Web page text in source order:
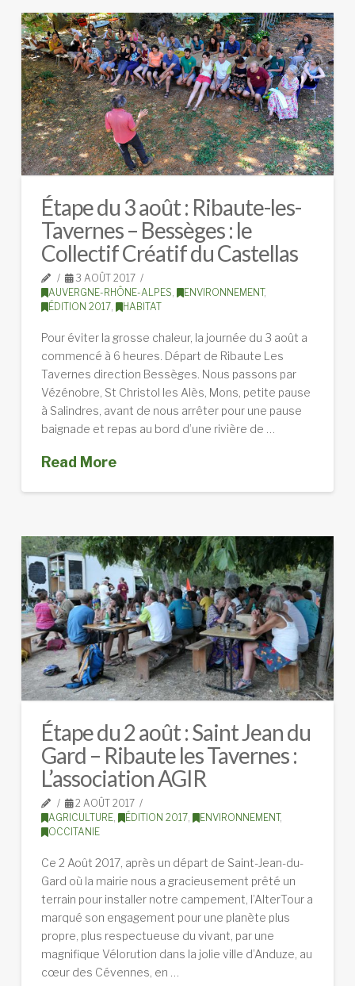
Étape du 3 août : Ribaute-les-
Tavernes – Bessèges : le
Collectif Créatif du Castellas
3 AOÛT 2017
AUVERGNE-RHÔNE-ALPES, ENVIRONNEMENT,
ÉDITION 2017, HABITAT
Pour éviter la grosse chaleur, la journée du 3 août a
commencé à 6 heures. Départ de Ribaute Les
Tavernes direction Bessèges. Nous passons par
Vézénobre, St Christol les Alès, Mons, petite pause
à Salindres, avant de nous arrêter pour une pause
baignade et repas au bord d’une rivière de …
Read More
Étape du 2 août : Saint Jean du
Gard – Ribaute les Tavernes :
L’association AGIR
2 AOÛT 2017
AGRICULTURE, ÉDITION 2017, ENVIRONNEMENT,
OCCITANIE
Ce 2 Août 2017, après un départ de Saint-Jean-du-
Gard où la mairie nous a gracieusement prêté un
terrain pour installer notre campement, l’AlterTour a
marqué son engagement pour une planète plus
propre, plus respectueuse du vivant, par une
magnifique Vélorution dans la jolie ville d’Anduze, au
cœur des Cévennes, en …